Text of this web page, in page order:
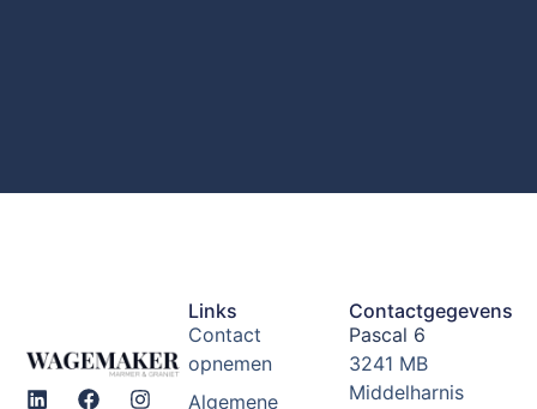
Links
Contact
opnemen
Algemene
Contactgegevens
Pascal 6
3241 MB
Middelharnis